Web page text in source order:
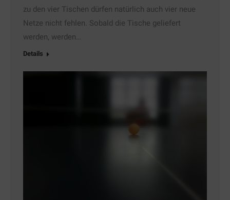
zu den vier Tischen dürfen natürlich auch vier neue
Netze nicht fehlen. Sobald die Tische geliefert
werden, werden…
Details